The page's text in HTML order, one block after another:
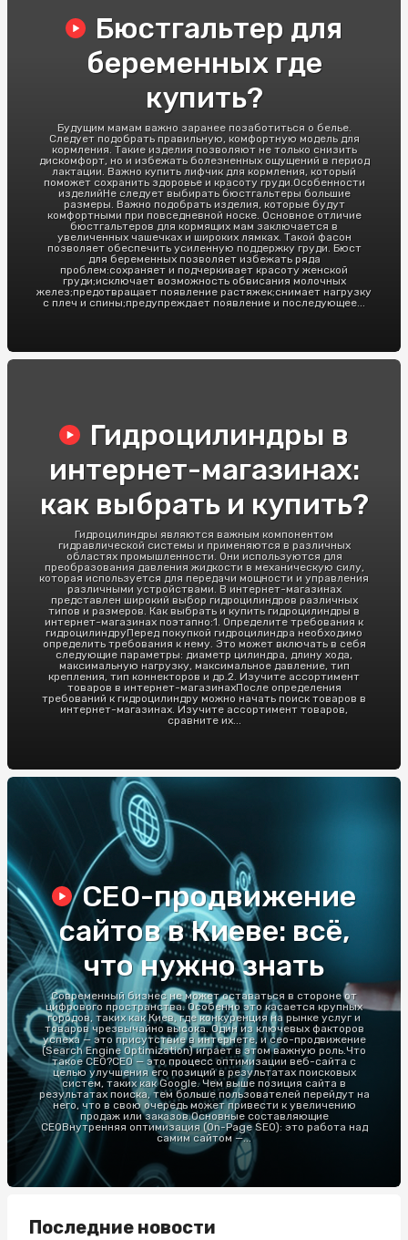
Бюстгальтер для
беременных где
купить?
Будущим мамам важно заранее позаботиться о белье.
Следует подобрать правильную, комфортную модель для
кормления. Такие изделия позволяют не только снизить
дискомфорт, но и избежать болезненных ощущений в период
лактации. Важно купить лифчик для кормления, который
поможет сохранить здоровье и красоту груди.Особенности
изделийНе следует выбирать бюстгальтеры большие
размеры. Важно подобрать изделия, которые будут
комфортными при повседневной носке. Основное отличие
бюстгальтеров для кормящих мам заключается в
увеличенных чашечках и широких лямках. Такой фасон
позволяет обеспечить усиленную поддержку груди. Бюст
для беременных позволяет избежать ряда
проблем:сохраняет и подчеркивает красоту женской
груди;исключает возможность обвисания молочных
желез;предотвращает появление растяжек;снимает нагрузку
с плеч и спины;предупреждает появление и последующее...
Гидроцилиндры в
интернет-магазинах:
как выбрать и купить?
Гидроцилиндры являются важным компонентом
гидравлической системы и применяются в различных
областях промышленности. Они используются для
преобразования давления жидкости в механическую силу,
которая используется для передачи мощности и управления
различными устройствами. В интернет-магазинах
представлен широкий выбор гидроцилиндров различных
типов и размеров. Как выбрать и купить гидроцилиндры в
интернет-магазинах поэтапно:1. Определите требования к
гидроцилиндруПеред покупкой гидроцилиндра необходимо
определить требования к нему. Это может включать в себя
следующие параметры: диаметр цилиндра, длину хода,
максимальную нагрузку, максимальное давление, тип
крепления, тип коннекторов и др.2. Изучите ассортимент
товаров в интернет-магазинахПосле определения
требований к гидроцилиндру можно начать поиск товаров в
интернет-магазинах. Изучите ассортимент товаров,
сравните их...
СЕО-продвижение
сайтов в Киеве: всё,
что нужно знать
Современный бизнес не может оставаться в стороне от
цифрового пространства. Особенно это касается крупных
городов, таких как Киев, где конкуренция на рынке услуг и
товаров чрезвычайно высока. Один из ключевых факторов
успеха — это присутствие в интернете, и сео-продвижение
(Search Engine Optimization) играет в этом важную роль.Что
такое СЕО?СЕО — это процесс оптимизации веб-сайта с
целью улучшения его позиций в результатах поисковых
систем, таких как Google. Чем выше позиция сайта в
результатах поиска, тем больше пользователей перейдут на
него, что в свою очередь может привести к увеличению
продаж или заказов.Основные составляющие
СЕОВнутренняя оптимизация (On-Page SEO): это работа над
самим сайтом —...
Последние новости